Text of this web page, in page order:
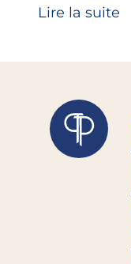
Lire la suite